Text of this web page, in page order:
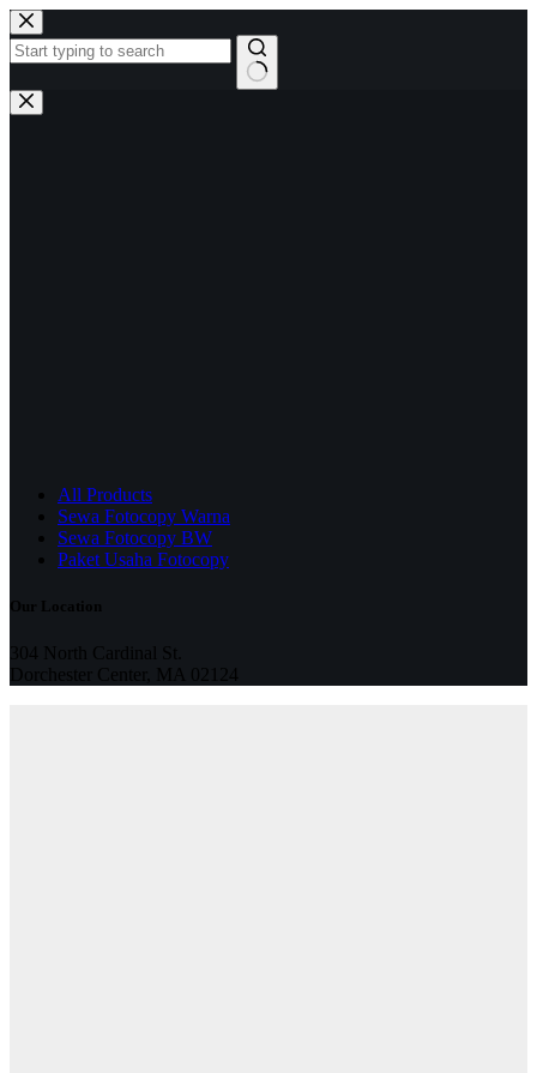
Skip
to
content
No
results
All Products
Sewa Fotocopy Warna
Sewa Fotocopy BW
Paket Usaha Fotocopy
Our Location
304 North Cardinal St.
Dorchester Center, MA 02124